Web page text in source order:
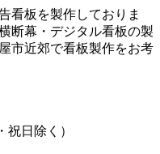
看板を製作しておりま
断幕・デジタル看板の製
市近郊で看板製作をお考
祝日除く）